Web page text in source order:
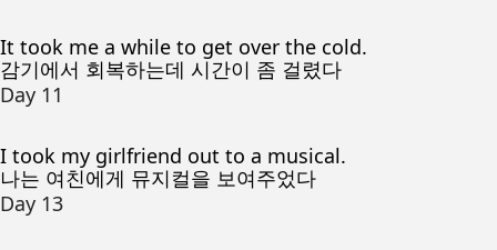
It took me a while to get over the cold.
감기에서 회복하는데 시간이 좀 걸렸다
Day 11
I took my girlfriend out to a musical.
나는 여친에게 뮤지컬을 보여주었다
Day 13